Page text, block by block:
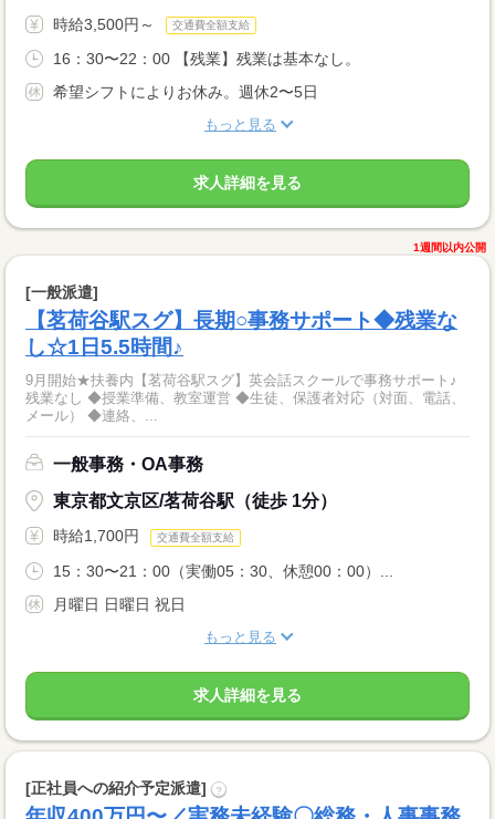
時給3,500円～ 交通費全額支給
16：30〜22：00 【残業】残業は基本なし。
希望シフトによりお休み。週休2〜5日
もっと見る
求人詳細を見る
1週間以内公開
[一般派遣]
【茗荷谷駅スグ】長期○事務サポート◆残業な
し☆1日5.5時間♪
9月開始★扶養内【茗荷谷駅スグ】英会話スクールで事務サポート♪
残業なし ◆授業準備、教室運営 ◆生徒、保護者対応（対面、電話、
メール） ◆連絡、...
一般事務・OA事務
東京都文京区/茗荷谷駅（徒歩 1分）
時給1,700円 交通費全額支給
15：30〜21：00（実働05：30、休憩00：00）...
月曜日 日曜日 祝日
もっと見る
求人詳細を見る
[正社員への紹介予定派遣] ?